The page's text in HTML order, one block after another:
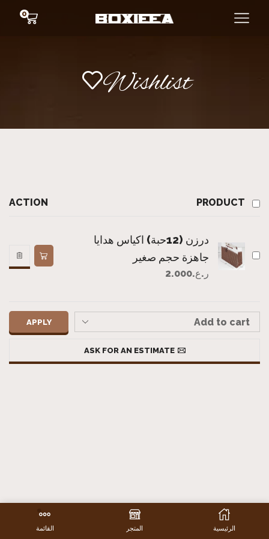
0
Wishlist
PRODUCT
ACTION
درزن (12حبة) اكياس هدايا
جاهزة حجم صغير
ر.ع.2.000
APPLY
ASK FOR AN ESTIMATE
الرئيسية المتجر القائمة